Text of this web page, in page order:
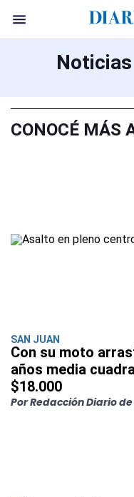
CONOCÉ MÁS
SAN JUAN
Con su moto
años media
$18.000
Por Redacción Diario